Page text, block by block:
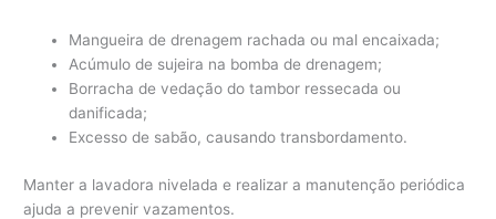
Mangueira de drenagem rachada ou mal encaixada;
Acúmulo de sujeira na bomba de drenagem;
Borracha de vedação do tambor ressecada ou
danificada;
Excesso de sabão, causando transbordamento.
Manter a lavadora nivelada e realizar a manutenção periódica
ajuda a prevenir vazamentos.